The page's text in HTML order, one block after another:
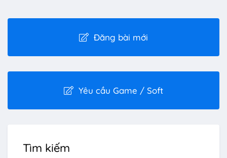
Đăng bài mới
Yêu cầu Game / Soft
Tìm kiếm